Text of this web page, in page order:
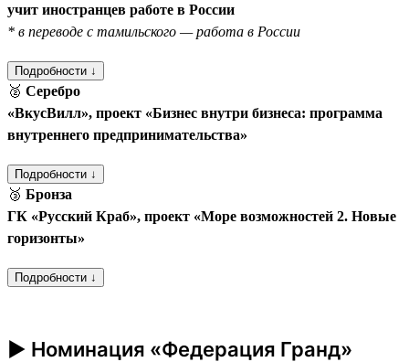
учит иностранцев работе в России
* в переводе с тамильского — работа в России
Подробности ↓
🥈 Серебро
«ВкусВилл», проект «Бизнес внутри бизнеса: программа
внутреннего предпринимательства»
Подробности ↓
🥉 Бронза
ГК «Русский Краб», проект «Море возможностей 2. Новые
горизонты»
Подробности ↓
► Номинация «Федерация Гранд»